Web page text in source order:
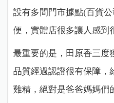
設有多間門市據點(百貨
便，實體店很多讓人感到
最重要的是，田原香三度
品質經過認證很有保障，
雞精，絕對是爸爸媽媽們